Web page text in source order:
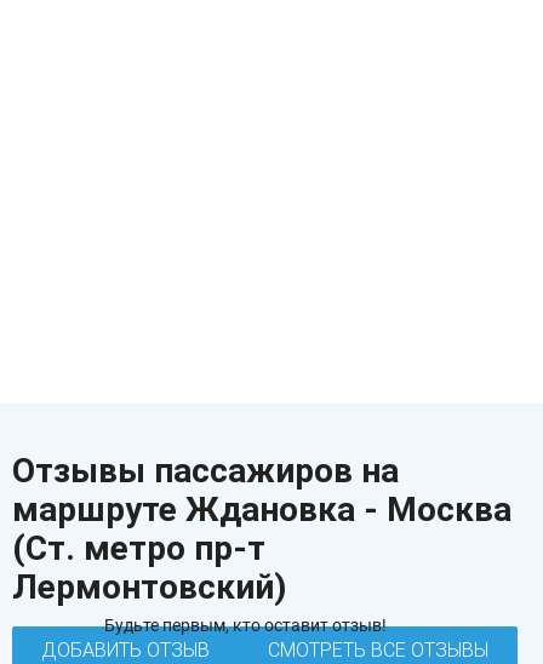
Отзывы пассажиров на
маршруте Ждановка - Москва
(Ст. метро пр-т
Лермонтовский)
Будьте первым, кто оставит отзыв!
ДОБАВИТЬ ОТЗЫВ СМОТРЕТЬ ВСЕ ОТЗЫВЫ